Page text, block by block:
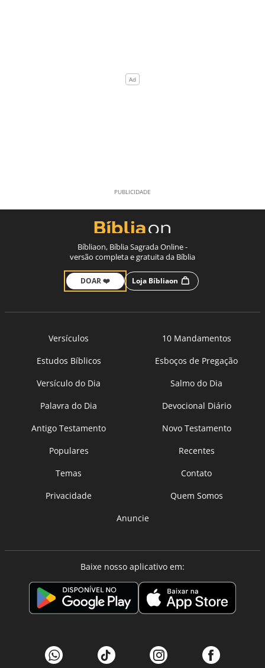
Bíbliaon, Bíblia Sagrada Online -
versão completa e gratuita da Bíblia
DOAR ❤️ Loja Bíbliaon
Versículos
10 Mandamentos
Estudos Bíblicos
Esboços de Pregação
Versículo do Dia
Salmo do Dia
Palavra do Dia
Devocional Diário
Antigo Testamento
Novo Testamento
Populares
Recentes
Temas
Contato
Privacidade
Quem Somos
Anuncie
Baixe nosso aplicativo em: